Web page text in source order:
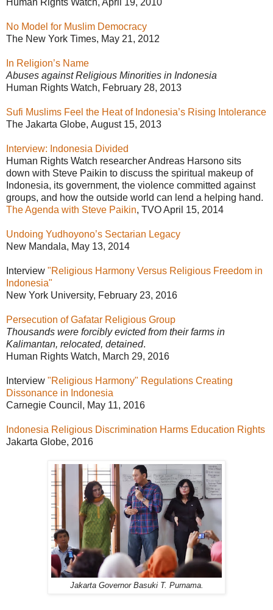
Human Rights Watch, April 19, 2010
No Model for Muslim Democracy
The New York Times, May 21, 2012
In Religion’s Name
Abuses against Religious Minorities in Indonesia
Human Rights Watch, February 28, 2013
Sufi Muslims Feel the Heat of Indonesia’s Rising Intolerance
The Jakarta Globe, August 15, 2013
Interview: Indonesia Divided
Human Rights Watch researcher Andreas Harsono sits
down with Steve Paikin to discuss the spiritual makeup of
Indonesia, its government, the violence committed against
groups, and how the outside world can lend a helping hand.
The Agenda with Steve Paikin, TVO April 15, 2014
Undoing Yudhoyono’s Sectarian Legacy
New Mandala, May 13, 2014
Interview "Religious Harmony Versus Religious Freedom in
Indonesia"
New York University, February 23, 2016
Persecution of Gafatar Religious Group
Thousands were forcibly evicted from their farms in
Kalimantan, relocated, detained.
Human Rights Watch, March 29, 2016
Interview "Religious Harmony" Regulations Creating
Dissonance in Indonesia
Carnegie Council, May 11, 2016
Indonesia Religious Discrimination Harms Education Rights
Jakarta Globe, 2016
Jakarta Governor Basuki T. Purnama.